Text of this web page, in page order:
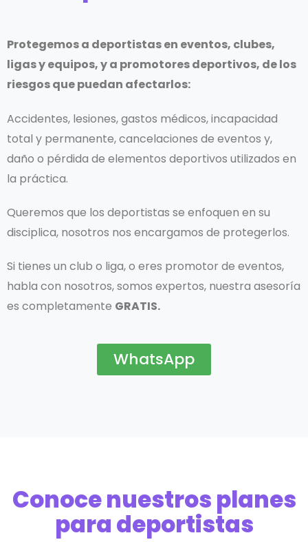
Protegemos a deportistas en eventos, clubes,
ligas y equipos, y a promotores deportivos, de los
riesgos que puedan afectarlos:
Accidentes, lesiones, gastos médicos, incapacidad
total y permanente, cancelaciones de eventos y,
daño o pérdida de elementos deportivos utilizados en
la práctica.
Queremos que los deportistas se enfoquen en su
disciplica, nosotros nos encargamos de protegerlos.
Si tienes un club o liga, o eres promotor de eventos,
habla con nosotros, somos expertos, nuestra asesoría
es completamente GRATIS.
WhatsApp
Conoce nuestros planes
para deportistas